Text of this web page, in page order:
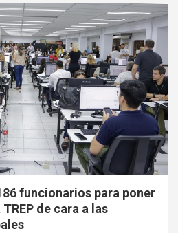
funcionarios para poner
de cara a las